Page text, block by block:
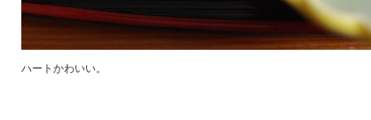
ハートかわいい。